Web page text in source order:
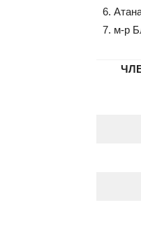
6.
7. м-р